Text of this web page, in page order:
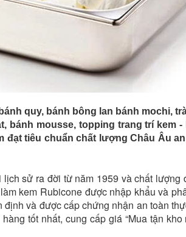
quy, bánh bông lan bánh mochi,
mousse, topping trang trí kem -
đạt tiêu chuẩn chất lượng Châu Âu
sử ra đời từ năm 1959 và chất lượng
kem Rubicone được nhập khẩu và
và được cấp chứng nhận an toàn
tốt nhất, cung cấp giá “Mua tận kho